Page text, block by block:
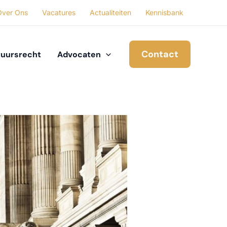
Ons Vacatures Actualiteiten Kennisbank
Advocaten Contact